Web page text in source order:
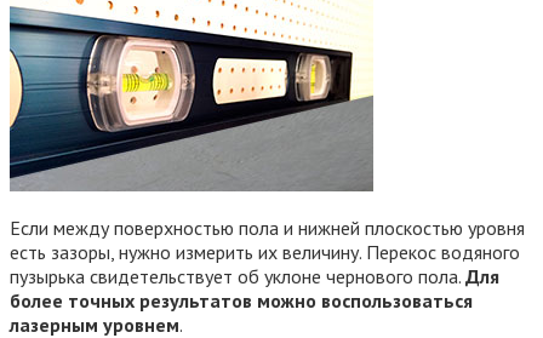
Если между поверхностью пола и нижней плоскостью уровня
есть зазоры, нужно измерить их величину. Перекос водяного
пузырька свидетельствует об уклоне чернового пола. Для
более точных результатов можно воспользоваться
лазерным уровнем.